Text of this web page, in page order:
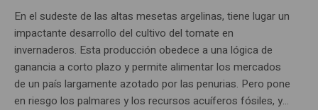
En el sudeste de las altas mesetas argelinas, tiene lugar un
impactante desarrollo del cultivo del tomate en
invernaderos. Esta producción obedece a una lógica de
ganancia a corto plazo y permite alimentar los mercados
de un país largamente azotado por las penurias. Pero pone
en riesgo los palmares y los recursos acuíferos fósiles, y...